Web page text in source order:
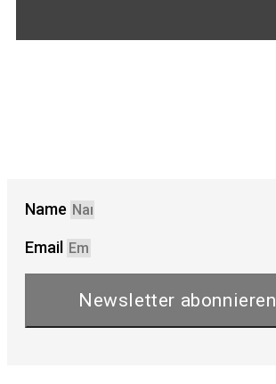
Name
Email
Newsletter abonnieren